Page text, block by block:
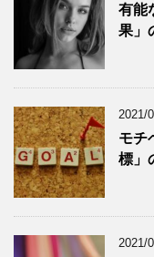
有能
果」
2021/
モチ
標」
2021/